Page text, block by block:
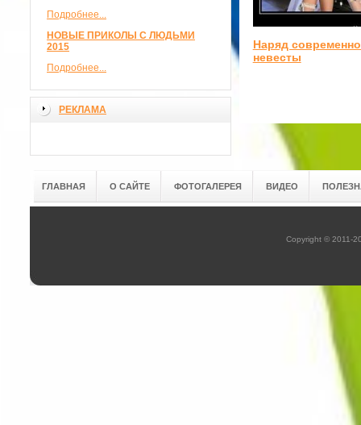
Подробнее...
НОВЫЕ ПРИКОЛЫ С ЛЮДЬМИ
2015
Подробнее...
РЕКЛАМА
Наряд
невесты
ГЛАВНАЯ О САЙТЕ ФОТОГАЛЕРЕЯ ВИДЕО
Copyright © 2011-